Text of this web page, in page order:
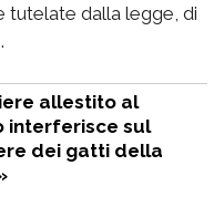
tutelate dalla legge, di
allestito al
interferisce sul
dei gatti della